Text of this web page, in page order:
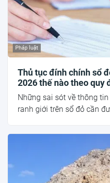
Pháp luật
Thủ tục đính chính sổ
2026 thế nào theo quy
Những sai sót về thông
ranh giới trên sổ đỏ cần